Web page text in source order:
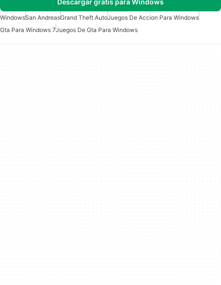
WindowsSan AndreasGrand Theft AutoJuegos De Accion Para Windows
Gta Para Windows 7Juegos De Gta Para Windows